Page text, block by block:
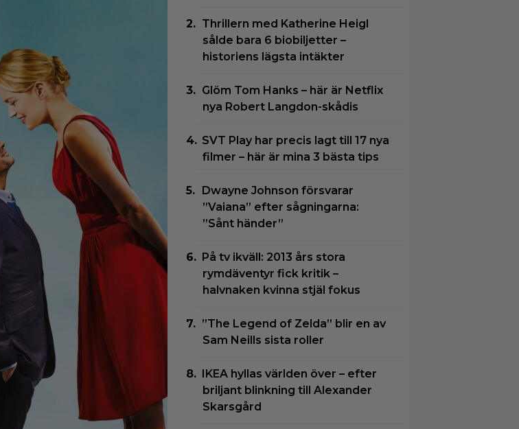
Thrillern med Katherine Heigl
sålde bara 6 biobiljetter –
historiens lägsta intäkter
Glöm Tom Hanks – här är Netflix
nya Robert Langdon-skådis
SVT Play har precis lagt till 17 nya
filmer – här är mina 3 bästa tips
Dwayne Johnson försvarar
”Vaiana” efter sågningarna:
”Sånt händer”
På tv ikväll: 2013 års stora
rymdäventyr fick kritik –
halvnaken kvinna stjäl fokus
”The Legend of Zelda” blir en av
Sam Neills sista roller
IKEA hyllas världen över – efter
briljant blinkning till Alexander
Skarsgård